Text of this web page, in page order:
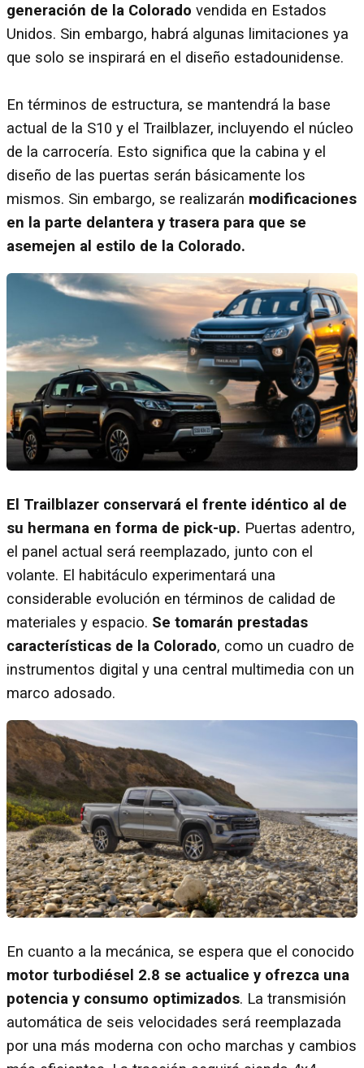
generación de la Colorado vendida en Estados
Unidos. Sin embargo, habrá algunas limitaciones ya
que solo se inspirará en el diseño estadounidense.
En términos de estructura, se mantendrá la base
actual de la S10 y el Trailblazer, incluyendo el núcleo
de la carrocería. Esto significa que la cabina y el
diseño de las puertas serán básicamente los
mismos. Sin embargo, se realizarán modificaciones
en la parte delantera y trasera para que se
asemejen al estilo de la Colorado.
El Trailblazer conservará el frente idéntico al de
su hermana en forma de pick-up. Puertas adentro,
el panel actual será reemplazado, junto con el
volante. El habitáculo experimentará una
considerable evolución en términos de calidad de
materiales y espacio. Se tomarán prestadas
características de la Colorado, como un cuadro de
instrumentos digital y una central multimedia con un
marco adosado.
En cuanto a la mecánica, se espera que el conocido
motor turbodiésel 2.8 se actualice y ofrezca una
potencia y consumo optimizados. La transmisión
automática de seis velocidades será reemplazada
por una más moderna con ocho marchas y cambios